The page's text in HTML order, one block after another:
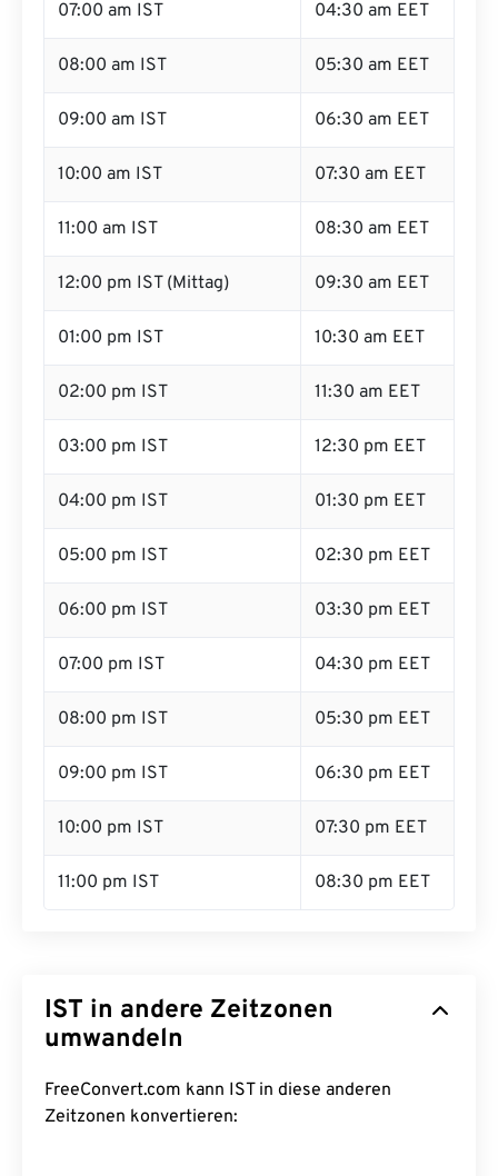
07:00 am IST 04:30 am EET
08:00 am IST 05:30 am EET
09:00 am IST 06:30 am EET
10:00 am IST 07:30 am EET
11:00 am IST 08:30 am EET
12:00 pm IST (Mittag) 09:30 am EET
01:00 pm IST 10:30 am EET
02:00 pm IST 11:30 am EET
03:00 pm IST 12:30 pm EET
04:00 pm IST 01:30 pm EET
05:00 pm IST 02:30 pm EET
06:00 pm IST 03:30 pm EET
07:00 pm IST 04:30 pm EET
08:00 pm IST 05:30 pm EET
09:00 pm IST 06:30 pm EET
10:00 pm IST 07:30 pm EET
11:00 pm IST 08:30 pm EET
IST in andere Zeitzonen
umwandeln
FreeConvert.com kann IST in diese anderen
Zeitzonen konvertieren: